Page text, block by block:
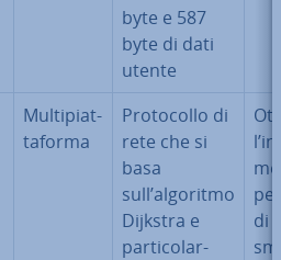
byte e 587
byte di dati
utente
Mul­ti­piat­
ta­for­ma
Pro­to­col­lo di
rete che si
basa
sull’algoritmo
Dijkstra e
par­ti­co­lar­
di